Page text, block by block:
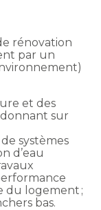
rénovation
par un
et des
sur
systèmes
d’eau
du logement ;
bas.